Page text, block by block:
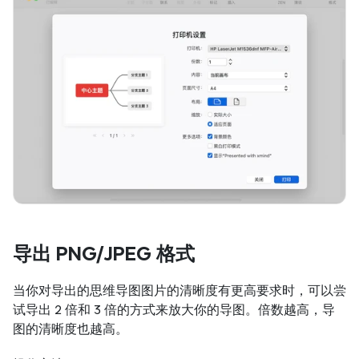
导出 PNG/JPEG 格式
当你对导出的思维导图图片的清晰度有更高要求时，可以尝
试导出 2 倍和 3 倍的方式来放大你的导图。倍数越高，导
图的清晰度也越高。